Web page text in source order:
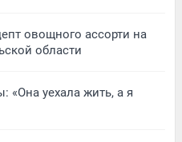
овощного ассорти на
области
«Она уехала жить, а я